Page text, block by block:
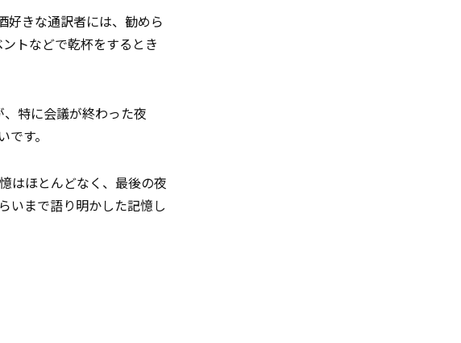
好きな通訳者には、勧めら
トなどで乾杯をするとき
特に会議が終わった夜
す。
はほとんどなく、最後の夜
いまで語り明かした記憶し